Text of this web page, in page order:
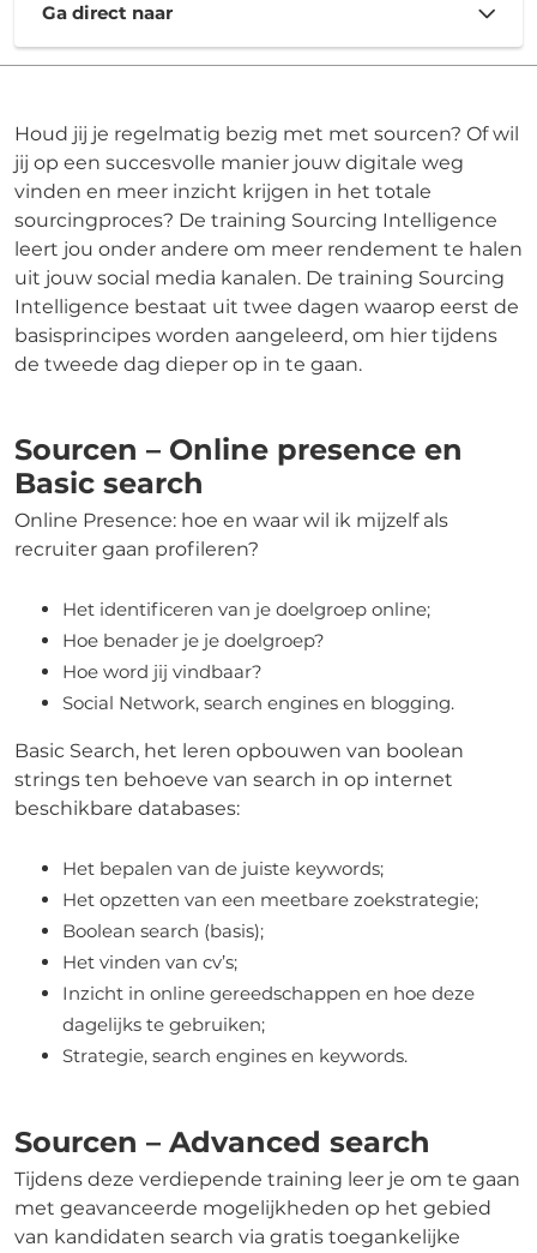
Ga direct naar
Houd jij je regelmatig bezig met met sourcen? Of wil
jij op een succesvolle manier jouw digitale weg
vinden en meer inzicht krijgen in het totale
sourcingproces? De training Sourcing Intelligence
leert jou onder andere om meer rendement te halen
uit jouw social media kanalen. De training Sourcing
Intelligence bestaat uit twee dagen waarop eerst de
basisprincipes worden aangeleerd, om hier tijdens
de tweede dag dieper op in te gaan.
Sourcen – Online presence en
Basic search
Online Presence: hoe en waar wil ik mijzelf als
recruiter gaan profileren?
Het identificeren van je doelgroep online;
Hoe benader je je doelgroep?
Hoe word jij vindbaar?
Social Network, search engines en blogging.
Basic Search, het leren opbouwen van boolean
strings ten behoeve van search in op internet
beschikbare databases:
Het bepalen van de juiste keywords;
Het opzetten van een meetbare zoekstrategie;
Boolean search (basis);
Het vinden van cv’s;
Inzicht in online gereedschappen en hoe deze
dagelijks te gebruiken;
Strategie, search engines en keywords.
Sourcen – Advanced search
Tijdens deze verdiepende training leer je om te gaan
met geavanceerde mogelijkheden op het gebied
van kandidaten search via gratis toegankelijke